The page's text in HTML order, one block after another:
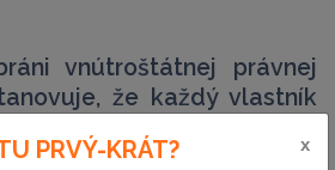
vnútroštátnej právnej
že každý vlastník
kúrenia napájajúceho
PRVÝ-KRÁT? x